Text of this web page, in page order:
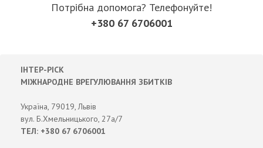
Потрібна допомога? Телефонуйте!
+380 67 6706001
ІНТЕР-РІСК
МІЖНАРОДНЕ ВРЕГУЛЮВАННЯ ЗБИТКІВ
Україна, 79019, Львів
вул. Б.Хмельницького, 27а/7
ТЕЛ: +380 67 6706001